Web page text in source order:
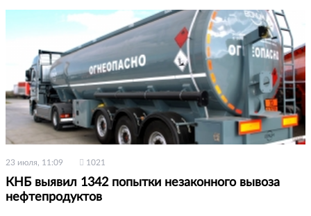
23 июля, 11:09 1021
КНБ выявил 1342 попытки незаконного вывоза
нефтепродуктов